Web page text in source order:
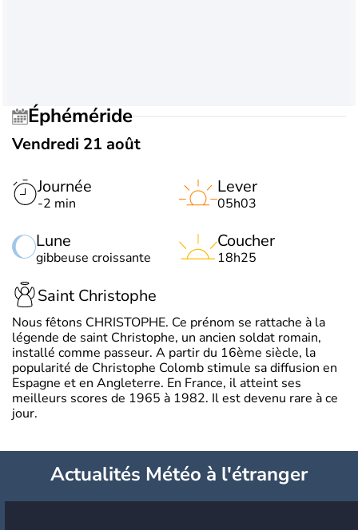
Éphéméride
Vendredi 21 août
Journée
-2 min
Lune
gibbeuse croissante
Lever
05h03
Coucher
18h25
Saint Christophe
Nous fêtons CHRISTOPHE. Ce prénom se rattache à la
légende de saint Christophe, un ancien soldat romain,
installé comme passeur. A partir du 16ème siècle, la
popularité de Christophe Colomb stimule sa diffusion en
Espagne et en Angleterre. En France, il atteint ses
meilleurs scores de 1965 à 1982. Il est devenu rare à ce
jour.
Actualités Météo à l'étranger